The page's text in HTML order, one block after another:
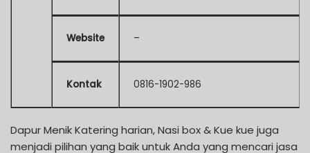
Website –
Kontak 0816-1902-986
Dapur Menik Katering harian, Nasi box & Kue kue juga
menjadi pilihan yang baik untuk Anda yang mencari jasa